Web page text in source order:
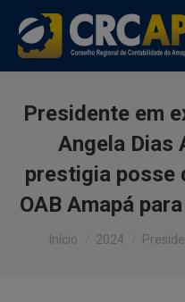
Presidente em
Angela Dias
prestigia posse
OAB Amapá
Início 2024